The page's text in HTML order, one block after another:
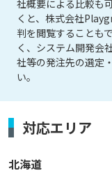
社概要による比較も
くと、株式会社
判を閲覧することも
く、システム開発会
社等の発注先の選定
い。
対応エリア
北海道